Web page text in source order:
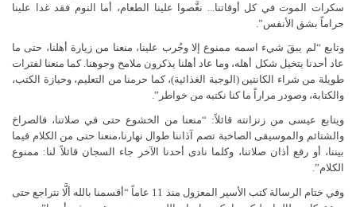
سكرات الموت في كل أوقاتنا... نغَّصوا علينا الطعام، أما النوم فقد غدا علينا
حراماً بشق الأنفس”.
وتابع “لم يبقَ شيء اسمه ممنوع إلا وجُرب علينا، منعنا من زيارة أهلنا، حتى ما
عاد أحدنا يتخيل شكل أهله، وما عاد أهلنا يذكرون ملامح وجوهنا. كما منعنا لفترات
طويلة من شراء الكانتين (الوجبة الغذائية)، كما حرمنا من التعليم، وحيازة الكتب،
والكتابة، وصودر مراراً ما كنا نكتبه من خواطر”.
ويتابع عيسى من زنزانته قائلاً: “منعنا من الخشوع حتى في صلاتنا، فالصراخ
والشتائم والموسيقى الصاخبة تصم آذاننا طوال نهارنا،منعنا حتى من الكلام فيما
بيننا، أو رفع أذان صلاتنا، وكلما نادى أحدنا الآخر جاء السجان قائلاً لنا: ممنوع
الكلام”.
وفي ختام الرسالة كتب الأسير المعزول منذ 11 عاماً “أقسمنا بالله ألَّا نتراجع حتى